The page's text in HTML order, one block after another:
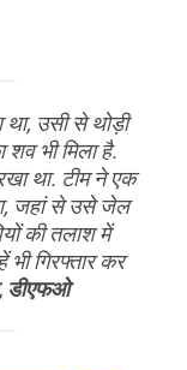
उसी से थोड़ी
शव भी मिला है.
था. टीम ने एक
जहां से उसे जेल
की तलाश में
भी गिरफ्तार कर
डीएफओ